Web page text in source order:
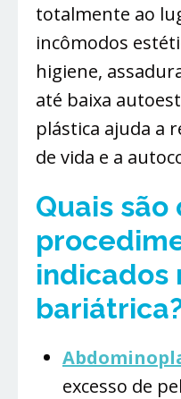
totalmente ao
incômodos
higiene,
até baixa
plástica ajuda a
de vida e a
Quais são
indicados
excesso de